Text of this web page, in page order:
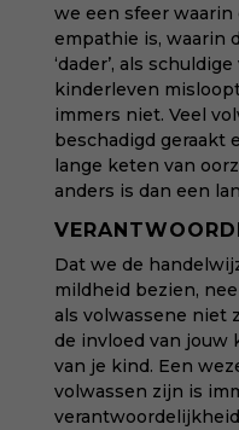
we een sfeer waarin
empathie is, waarin
‘dader’, als
kinderleven
immers niet. Veel
beschadigd geraakt
lange keten van
anders is dan een
Dat we de
mildheid bezien,
als volwassene niet
de invloed van jouw
van je kind. Een
volwassen zijn is